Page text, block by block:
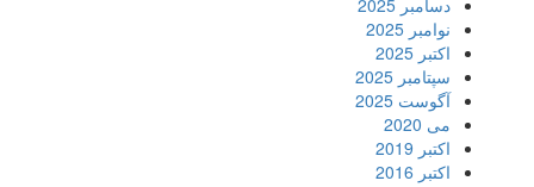
دسامبر 2025
نوامبر 2025
اکتبر 2025
سپتامبر 2025
آگوست 2025
می 2020
اکتبر 2019
اکتبر 2016